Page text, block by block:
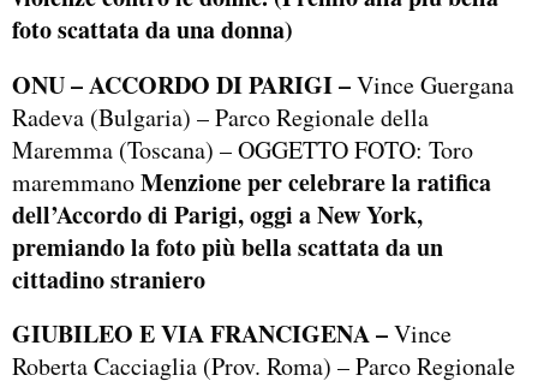
foto scattata da una donna)
ONU – ACCORDO DI PARIGI –Vince Guergana
Radeva (Bulgaria) – Parco Regionale della
Maremma (Toscana) – OGGETTO FOTO: Toro
maremmanoMenzione per celebrare la ratifica
dell’Accordo di Parigi, oggi a New York,
premiando la foto più bella scattata da un
cittadino straniero
GIUBILEO E VIA FRANCIGENA –Vince
Roberta Cacciaglia (Prov. Roma) – Parco Regionale